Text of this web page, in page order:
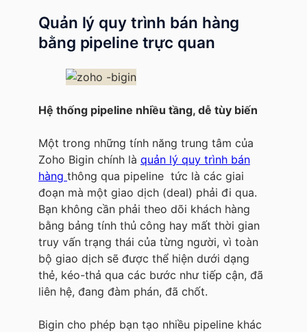
Quản lý quy trình bán hàng
bằng pipeline trực quan
Hệ thống pipeline nhiều tầng, dễ tùy biến
Một trong những tính năng trung tâm của
Zoho Bigin chính là quản lý quy trình bán
hàng thông qua pipeline tức là các giai
đoạn mà một giao dịch (deal) phải đi qua.
Bạn không cần phải theo dõi khách hàng
bằng bảng tính thủ công hay mất thời gian
truy vấn trạng thái của từng người, vì toàn
bộ giao dịch sẽ được thể hiện dưới dạng
thẻ, kéo-thả qua các bước như tiếp cận, đã
liên hệ, đang đàm phán, đã chốt.
Bigin cho phép bạn tạo nhiều pipeline khác